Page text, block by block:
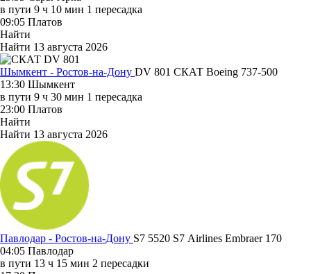
в пути 9 ч 10 мин 1 пересадка
09:05 Платов
Найти
Найти 13 августа 2026
Шымкент - Ростов-на-Дону DV 801 СКАТ Boeing 737-500
13:30 Шымкент
в пути 9 ч 30 мин 1 пересадка
23:00 Платов
Найти
Найти 13 августа 2026
Павлодар - Ростов-на-Дону S7 5520 S7 Airlines Embraer 170
04:05 Павлодар
в пути 13 ч 15 мин 2 пересадки